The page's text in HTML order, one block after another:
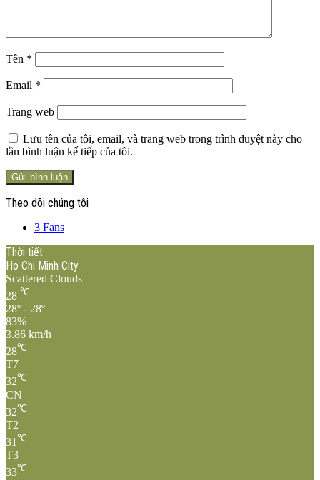
Tên *
Email *
Trang web
Lưu tên của tôi, email, và trang web trong trình duyệt này cho
lần bình luận kế tiếp của tôi.
Theo dõi chúng tôi
3 Fans
Thời tiết
Ho Chi Minh City
Scattered Clouds
28 ℃
28º - 28º
83%
3.86 km/h
28℃
T7
32℃
CN
32℃
T2
31℃
T3
33℃